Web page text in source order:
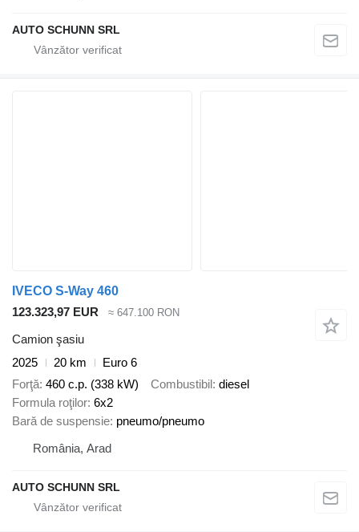
AUTO SCHUNN SRL
IVECO S-Way 460
123.323,97 EUR
≈ 647.100 RON
Camion şasiu
2025
20 km
Euro 6
Forţă 460 c.p. (338 kW) Combustibil diesel
Formula roţilor 6x2
Bară de suspensie pneumo/pneumo
România, Arad
AUTO SCHUNN SRL